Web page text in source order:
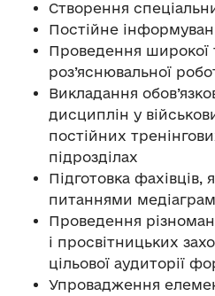
Створення
Постійне
Проведення широкої
роз’яснювальної
Викладання
дисциплін у
постійних
підрозділах
Підготовка фахівців,
питаннями
Проведення
і просвітницьких
цільової аудиторії
Упровадження